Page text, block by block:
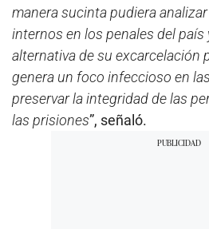
manera sucinta pudiera
internos en los penales del país
alternativa de su excarcelación
genera un foco infeccioso en
preservar la integridad de las
las prisiones”, señaló.